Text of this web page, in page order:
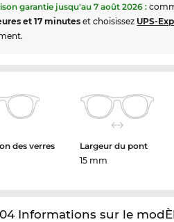
garantie jusqu'au7 août 2026 :
et 17 minutes et choisissez UPS-
des verres
Largeur du pont
15 mm
Informations sur le